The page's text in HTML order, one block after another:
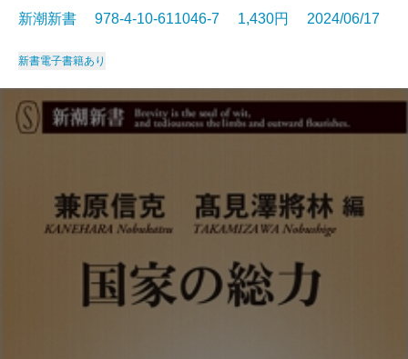
新潮新書 978-4-10-611046-7 1,430円 2024/06/17
新書電子書籍あり